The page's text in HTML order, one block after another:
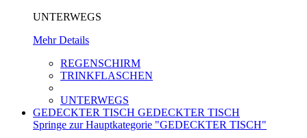
UNTERWEGS
Mehr Details
REGENSCHIRM
TRINKFLASCHEN
UNTERWEGS
GEDECKTER TISCH GEDECKTER TISCH
Springe zur Hauptkategorie "GEDECKTER TISCH"